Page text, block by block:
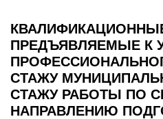
ПРЕДЪЯВЛЯЕМЫЕ К
СТАЖУ
СТАЖУ РАБОТЫ ПО
НАПРАВЛЕНИЮ